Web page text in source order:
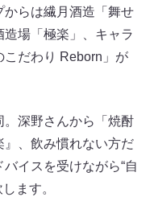
らは繊月酒造「舞せ
場「極楽」、キャラ
こだわり Reborn」が
深野さんから「焼酎
』、飲み慣れない方だ
イスを受けながら“自
ます。